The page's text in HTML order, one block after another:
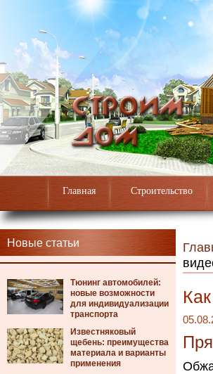
Главная Строительство
Новые статьи
Тюнинг автомобилей:
новые возможности
для индивидуализации
транспорта
Известняковый
щебень: преимущества
материала и варианты
применения